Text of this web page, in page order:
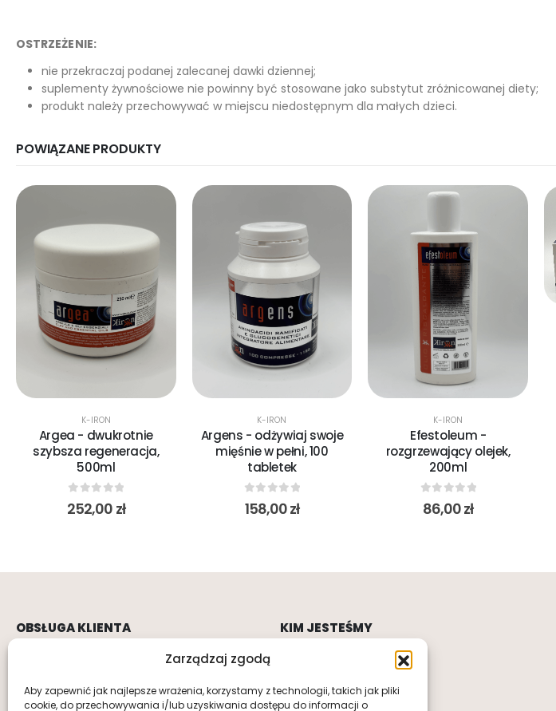
Zarządzaj zgodą
Aby zapewnić jak najlepsze wrażenia, korzystamy z technologii, takich jak pliki
cookie, do przechowywania i/lub uzyskiwania dostępu do informacji o
OSTRZEŻENIE:
nie przekraczaj podanej zalecanej dawki dziennej;
suplementy żywnościowe nie powinny być stosowane jako substytut zróżnicowanej diety;
produkt należy przechowywać w miejscu niedostępnym dla małych dzieci.
POWIĄZANE PRODUKTY
K-IRON
Argea - dwukrotnie
szybsza regeneracja,
500ml
0 out of 5
252,00 zł
K-IRON
Argens - odżywiaj swoje
mięśnie w pełni, 100
tabletek
0out of 5
158,00zł
K-IRON
Efestoleum -
rozgrzewający olejek,
200ml
0out of 5
86,00zł
OBSŁUGA KLIENTA
Polityka prywatności
KIM JESTEŚMY
Kontakt